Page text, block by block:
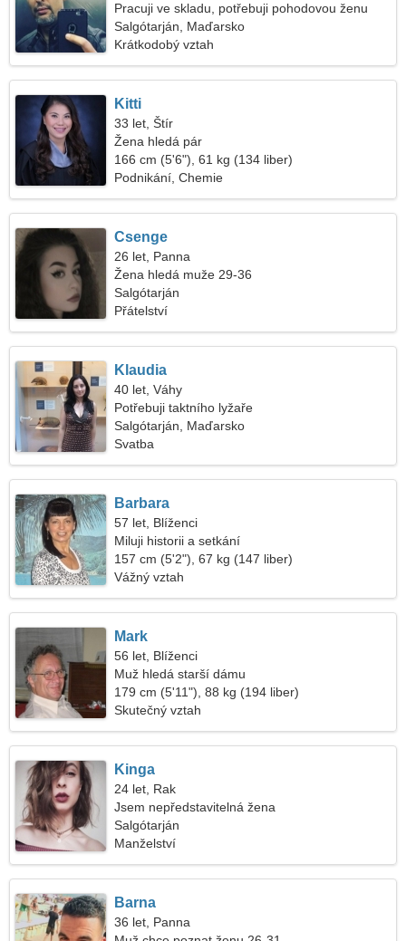
Pracuji ve skladu, potřebuji pohodovou ženu
Salgótarján, Maďarsko
Krátkodobý vztah
Kitti
33 let, Štír
Žena hledá pár
166 cm (5'6"), 61 kg (134 liber)
Podnikání, Chemie
Csenge
26 let, Panna
Žena hledá muže 29-36
Salgótarján
Přátelství
Klaudia
40 let, Váhy
Potřebuji taktního lyžaře
Salgótarján, Maďarsko
Svatba
Barbara
57 let, Blíženci
Miluji historii a setkání
157 cm (5'2"), 67 kg (147 liber)
Vážný vztah
Mark
56 let, Blíženci
Muž hledá starší dámu
179 cm (5'11"), 88 kg (194 liber)
Skutečný vztah
Kinga
24 let, Rak
Jsem nepředstavitelná žena
Salgótarján
Manželství
Barna
36 let, Panna